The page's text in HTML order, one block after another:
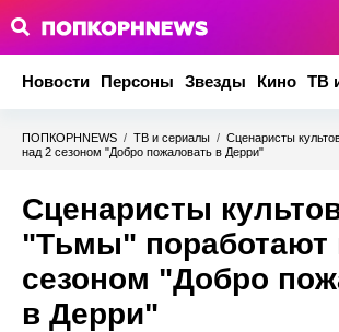
Новости Персоны Звезды Кино ТВ
ПОПКОРНNEWS / ТВ и сериалы / Сценаристы
над 2 сезоном "Добро пожаловать в Дерри"
Сценаристы
"Тьмы" поработают
сезоном "Добро
в Дерри"